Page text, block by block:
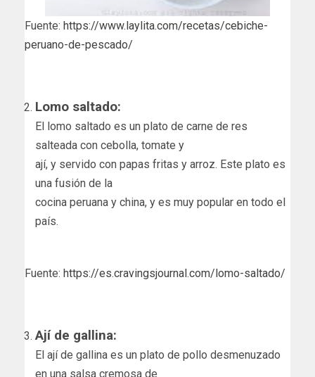
Fuente: https://www.laylita.com/recetas/cebiche-
peruano-de-pescado/
Lomo saltado:
El lomo saltado es un plato de carne de res
salteada con cebolla, tomate y
ají, y servido con papas fritas y arroz. Este plato es
una fusión de la
cocina peruana y china, y es muy popular en todo el
país.
Fuente: https://es.cravingsjournal.com/lomo-saltado/
Ají de gallina:
El ají de gallina es un plato de pollo desmenuzado
en una salsa cremosa de